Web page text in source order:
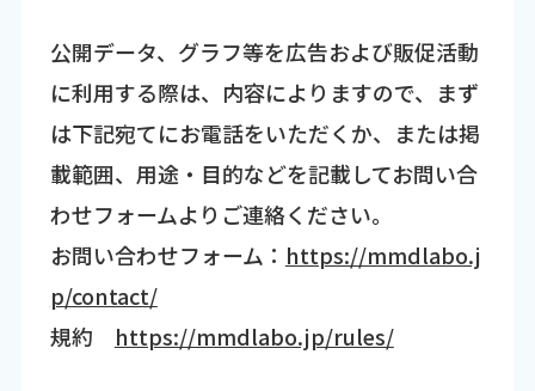
公開データ、グラフ等を広告および販促活動
に利用する際は、内容によりますので、まず
は下記宛てにお電話をいただくか、または掲
載範囲、用途・目的などを記載してお問い合
わせフォームよりご連絡ください。
お問い合わせフォーム： https://mmdlabo.j
p/contact/
規約 https://mmdlabo.jp/rules/